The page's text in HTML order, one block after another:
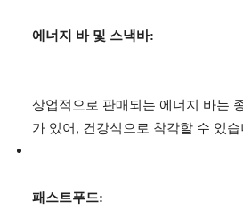
에너지 바 및 스낵바:
상업적으로 판매되는 에너지 바는
가 있어, 건강식으로 착각할 수 있습
패스트푸드: